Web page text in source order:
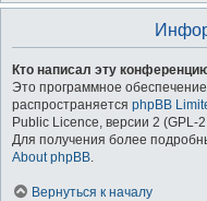
Кто написал эту
Это программное
распространяется phpBB
Public Licence, версии 2 (GPL-
Для получения более
About phpBB.
Вернуться к началу